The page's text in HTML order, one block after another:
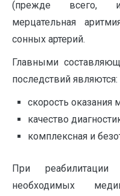
(прежде всего,
мерцательная
сонных артерий.
Главными
последствий являются:
скорость
качество
комплексная и
При
необходимых